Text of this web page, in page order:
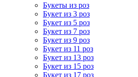
Букеты из роз
Букет из 3 роз
Букет из 5 роз
Букет из 7 роз
Букет из 9 роз
Букет из 11 роз
Букет из 13 роз
Букет из 15 роз
Букет из 17 роз